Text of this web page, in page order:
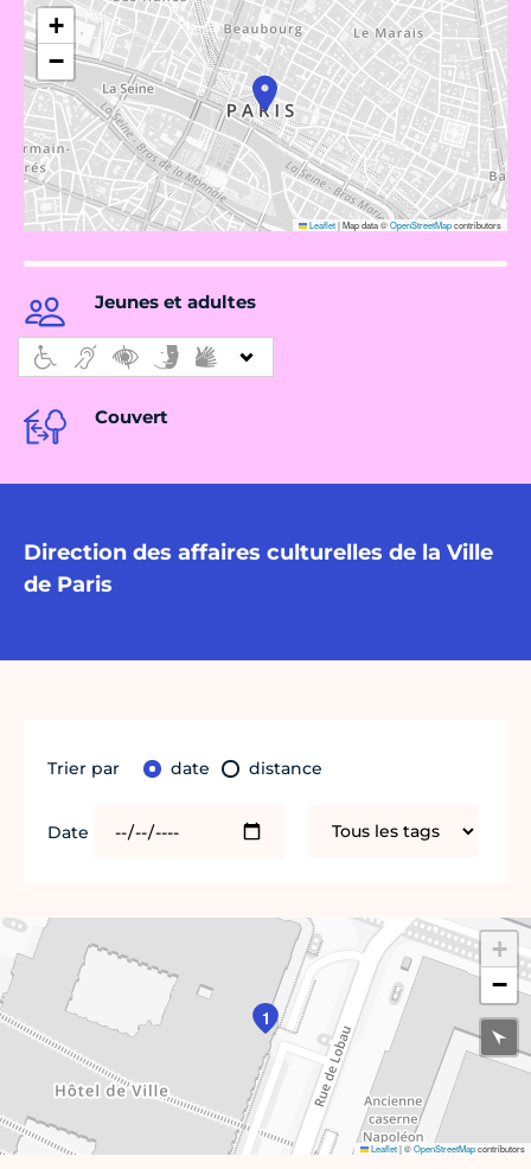
+
−
Leaflet|Map data ©OpenStreetMapcontributors
Jeunes et adultes
Couvert
Direction des affaires culturelles de la Ville
de Paris
Trier par date distance
Date
1
+
−
Leaflet|©OpenStreetMapcontributors